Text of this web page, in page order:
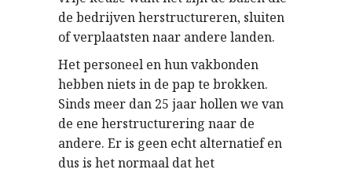
de bedrijven herstructureren, sluiten
of verplaatsten naar andere landen.
Het personeel en hun vakbonden
hebben niets in de pap te brokken.
Sinds meer dan 25 jaar hollen we van
de ene herstructurering naar de
andere. Er is geen echt alternatief en
dus is het normaal dat het